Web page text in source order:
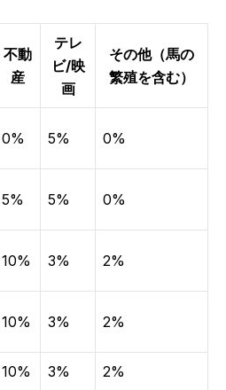
不動
産
テレ
ビ/映
画
その他（馬の
繁殖を含む）
0% 5% 0%
5% 5% 0%
10% 3% 2%
10% 3% 2%
10% 3% 2%